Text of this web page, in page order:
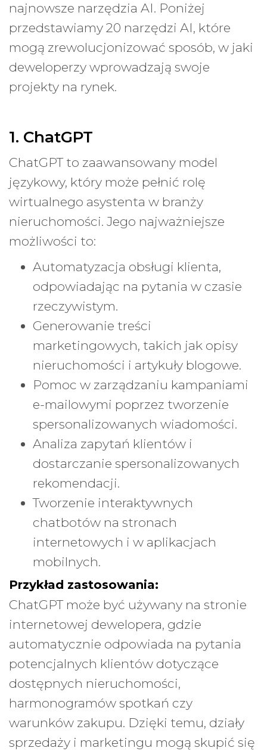
najnowsze narzędzia AI. Poniżej
przedstawiamy 20 narzędzi AI, które
mogą zrewolucjonizować sposób, w jaki
deweloperzy wprowadzają swoje
projekty na rynek.
1. ChatGPT
ChatGPT to zaawansowany model
językowy, który może pełnić rolę
wirtualnego asystenta w branży
nieruchomości. Jego najważniejsze
możliwości to:
Automatyzacja obsługi klienta,
odpowiadając na pytania w czasie
rzeczywistym.
Generowanie treści
marketingowych, takich jak opisy
nieruchomości i artykuły blogowe.
Pomoc w zarządzaniu kampaniami
e-mailowymi poprzez tworzenie
spersonalizowanych wiadomości.
Analiza zapytań klientów i
dostarczanie spersonalizowanych
rekomendacji.
Tworzenie interaktywnych
chatbotów na stronach
internetowych i w aplikacjach
mobilnych.
Przykład zastosowania:
ChatGPT może być używany na stronie
internetowej dewelopera, gdzie
automatycznie odpowiada na pytania
potencjalnych klientów dotyczące
dostępnych nieruchomości,
harmonogramów spotkań czy
warunków zakupu. Dzięki temu, działy
sprzedaży i marketingu mogą skupić się